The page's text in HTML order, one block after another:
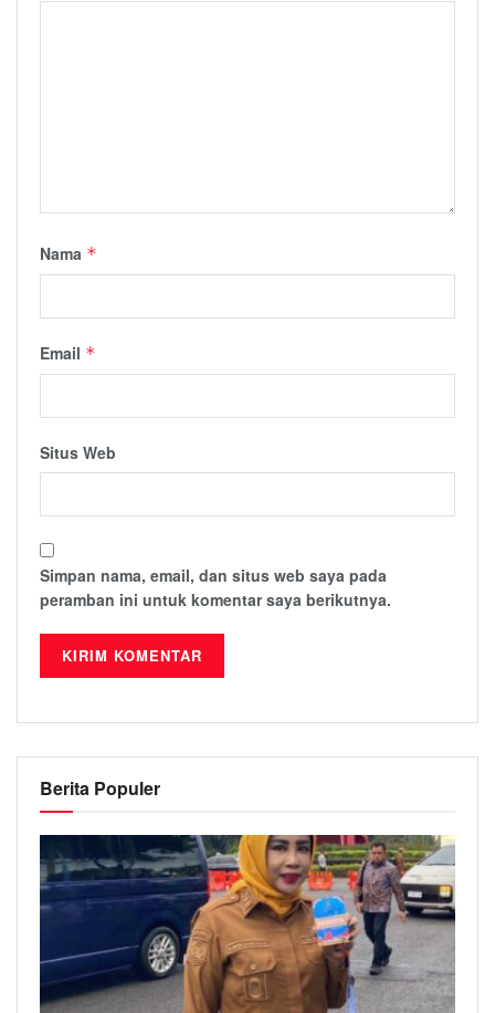
Nama *
Email *
Situs Web
Simpan nama, email, dan situs web saya pada
peramban ini untuk komentar saya berikutnya.
Berita Populer